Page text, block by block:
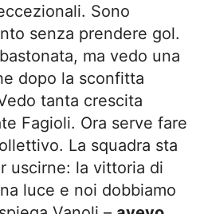
Sono
senza prendere gol.
ma vedo una
dopo la sconfitta
tanta crescita
Fagioli. Ora serve fare
La squadra sta
uscirne: la vittoria di
luce e noi dobbiamo